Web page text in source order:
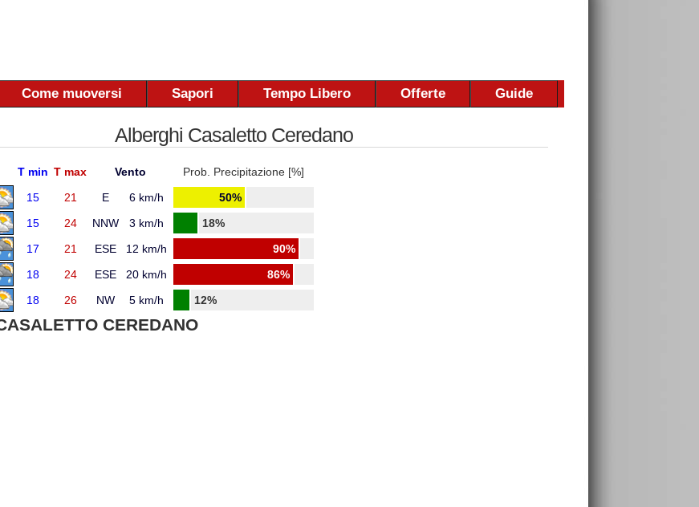
Come muoversi Sapori Tempo Libero Offerte Guide
Alberghi Casaletto Ceredano
T min T max Vento
Prob. Precipitazione [%]
15 21 E 6 km/h
50%
15 24 NNW 3 km/h
18%
17 21 ESE 12 km/h
90%
18 24 ESE 20 km/h
86%
18 26 NW 5 km/h 12%
CEREDANO